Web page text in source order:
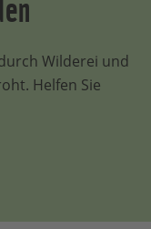
Wilderei und
Helfen Sie